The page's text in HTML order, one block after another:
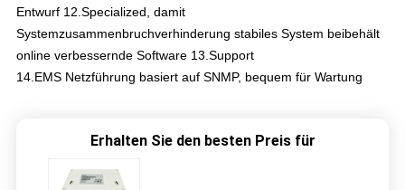
Entwurf 12.Specialized, damit
Systemzusammenbruchverhinderung stabiles System beibehält
online verbessernde Software 13.Support
14.EMS Netzführung basiert auf SNMP, bequem für Wartung
Erhalten Sie den besten Preis für